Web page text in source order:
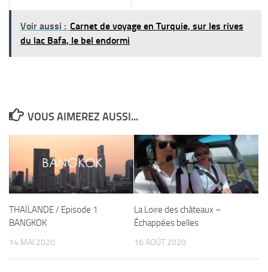
Voir aussi : Carnet de voyage en Turquie, sur les rives
du lac Bafa, le bel endormi
VOUS AIMEREZ AUSSI...
THAÏLANDE / Episode 1
BANGKOK
14 MAI 2020
La Loire des châteaux –
Échappées belles
16 AOÛT 2020